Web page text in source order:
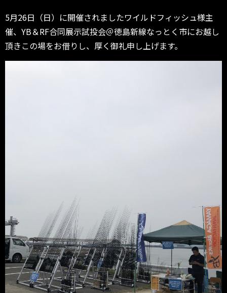
5月26日（日）に開催されましたワイルドフィッシュ様主
催、YB＆RF合同展示試投会＠徳島新線なっとく市にお越し
頂きこの場をお借りし、厚く御礼申し上げます。